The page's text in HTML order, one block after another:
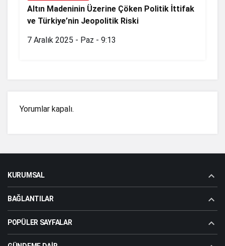
Altın Madeninin Üzerine Çöken Politik İttifak
ve Türkiye’nin Jeopolitik Riski
7 Aralık 2025 - Paz - 9:13
Yorumlar kapalı.
KURUMSAL
BAĞLANTILAR
POPÜLER SAYFALAR